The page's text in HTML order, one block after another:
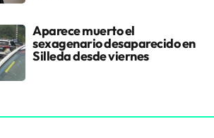
Aparece muerto el
sexagenario desaparecido en
Silleda desde viernes